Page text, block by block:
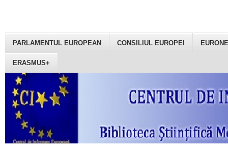
PARLAMENTUL EUROPEAN CONSILIUL EUROPEI
ERASMUS+